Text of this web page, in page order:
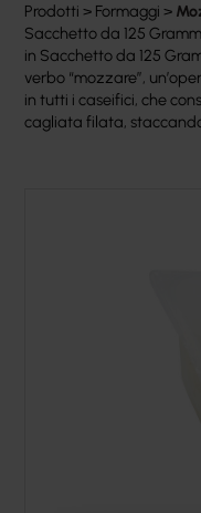
Prodotti > Formaggi >
Sacchetto da 125
in Sacchetto da 125
verbo “mozzare”,
in tutti i caseifici, che
cagliata filata,